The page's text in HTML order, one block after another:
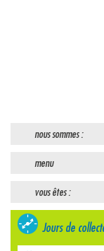
nous sommes :
menu
vous êtes :
Jours de